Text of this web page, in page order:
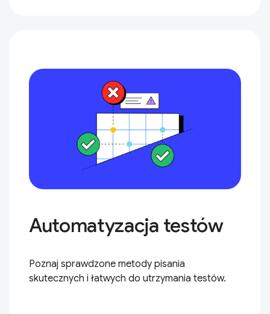
Automatyzacja testów
Poznaj sprawdzone metody pisania
skutecznych i łatwych do utrzymania testów.